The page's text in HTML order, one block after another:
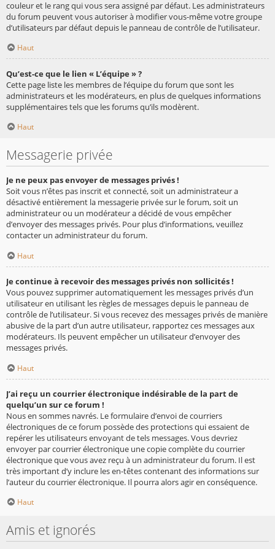
couleur et le rang qui vous sera assigné par défaut. Les administrateurs
du forum peuvent vous autoriser à modifier vous-même votre groupe
d’utilisateurs par défaut depuis le panneau de contrôle de l’utilisateur.
Haut
Qu’est-ce que le lien « L’équipe » ?
Cette page liste les membres de l’équipe du forum que sont les
administrateurs et les modérateurs, en plus de quelques informations
supplémentaires tels que les forums qu’ils modèrent.
Haut
Messagerie privée
Je ne peux pas envoyer de messages privés !
Soit vous n’êtes pas inscrit et connecté, soit un administrateur a
désactivé entièrement la messagerie privée sur le forum, soit un
administrateur ou un modérateur a décidé de vous empêcher
d’envoyer des messages privés. Pour plus d’informations, veuillez
contacter un administrateur du forum.
Haut
Je continue à recevoir des messages privés non sollicités !
Vous pouvez supprimer automatiquement les messages privés d’un
utilisateur en utilisant les règles de messages depuis le panneau de
contrôle de l’utilisateur. Si vous recevez des messages privés de manière
abusive de la part d’un autre utilisateur, rapportez ces messages aux
modérateurs. Ils peuvent empêcher un utilisateur d’envoyer des
messages privés.
Haut
J’ai reçu un courrier électronique indésirable de la part de
quelqu’un sur ce forum !
Nous en sommes navrés. Le formulaire d’envoi de courriers
électroniques de ce forum possède des protections qui essaient de
repérer les utilisateurs envoyant de tels messages. Vous devriez
envoyer par courrier électronique une copie complète du courrier
électronique que vous avez reçu à un administrateur du forum. Il est
très important d’y inclure les en-têtes contenant des informations sur
l’auteur du courrier électronique. Il pourra alors agir en conséquence.
Haut
Amis et ignorés